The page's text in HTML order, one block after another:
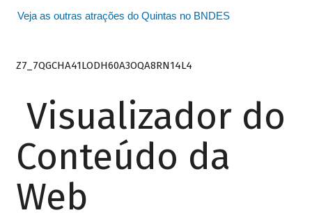
Veja as outras atrações do Quintas no BNDES
Z7_7QGCHA41LODH60A3OQA8RN14L4
Visualizador do
Conteúdo da
Web